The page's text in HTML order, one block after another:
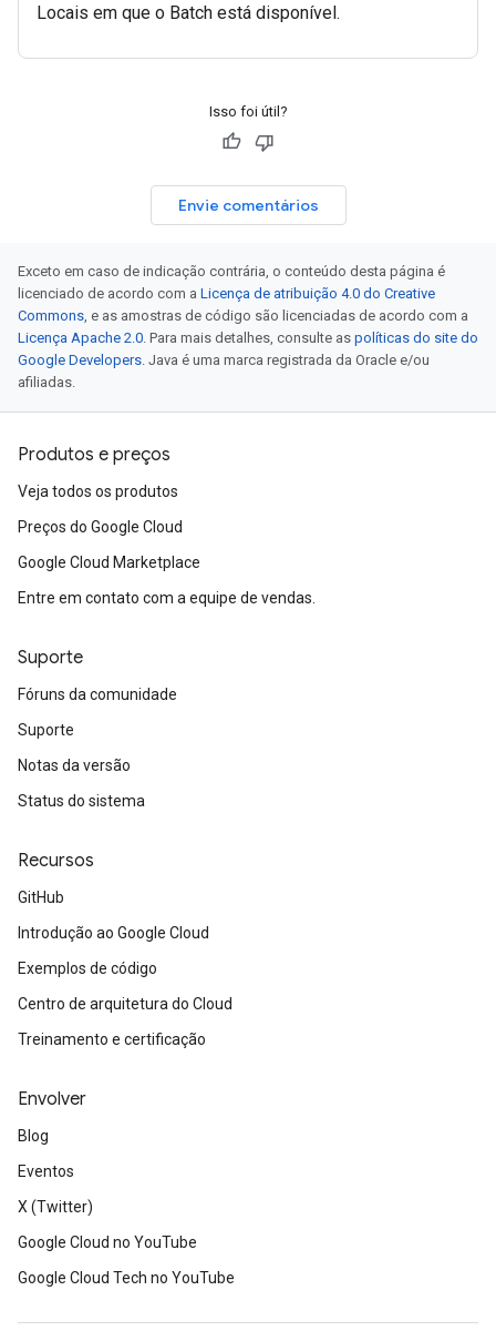
Locais em que o Batch está disponível.
Isso foi útil?
Envie comentários
Exceto em caso de indicação contrária, o conteúdo desta página é
licenciado de acordo com a Licença de atribuição 4.0 do Creative
Commons, e as amostras de código são licenciadas de acordo com a
Licença Apache 2.0. Para mais detalhes, consulte as políticas do site do
Google Developers. Java é uma marca registrada da Oracle e/ou
afiliadas.
Produtos e preços
Veja todos os produtos
Preços do Google Cloud
Google Cloud Marketplace
Entre em contato com a equipe de vendas.
Suporte
Fóruns da comunidade
Suporte
Notas da versão
Status do sistema
Recursos
GitHub
Introdução ao Google Cloud
Exemplos de código
Centro de arquitetura do Cloud
Treinamento e certificação
Envolver
Blog
Eventos
X (Twitter)
Google Cloud no YouTube
Google Cloud Tech no YouTube